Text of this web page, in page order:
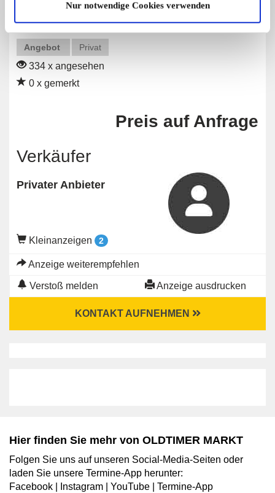
Nur notwendige Cookies verwenden
Angebot Privat
334 x angesehen
0 x gemerkt
Preis auf Anfrage
Verkäufer
Privater Anbieter
Kleinanzeigen 2
Anzeige weiterempfehlen
Verstoß melden Anzeige ausdrucken
KONTAKT AUFNEHMEN
Hier finden Sie mehr von OLDTIMER MARKT
Folgen Sie uns auf unseren Social-Media-Seiten oder
laden Sie unsere Termine-App herunter:
Facebook
Instagram YouTube Termine-App